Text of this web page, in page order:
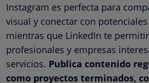
Instagram es perfecta para
visual y conectar con
mientras que LinkedIn te
profesionales y empresas
servicios. Publica contenido
como proyectos terminados,